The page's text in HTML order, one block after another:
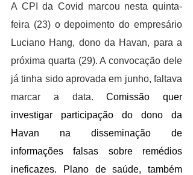
A CPI da Covid marcou nesta quinta-
feira (23) o depoimento do empresário
Luciano Hang, dono da Havan, para a
próxima quarta (29). A convocação dele
já tinha sido aprovada em junho, faltava
marcar a data. Comissão quer
investigar participação do dono da
Havan na disseminação de
informações falsas sobre remédios
ineficazes. Plano de saúde, também